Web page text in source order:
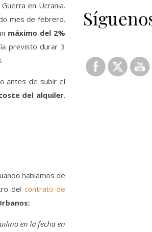
en Ucrania.
mes de febrero.
máximo del 2%
previsto durar 3
.
antes de subir el
del alquiler.
hablamos de
delcontrato de
en la fecha en